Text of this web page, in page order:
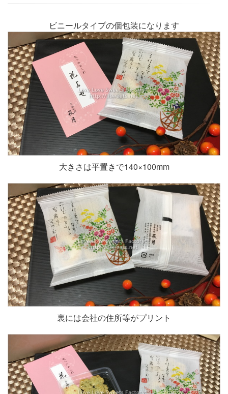
ビニールタイプの個包装になります
大きさは平置きで140×100mm
裏には会社の住所等がプリント